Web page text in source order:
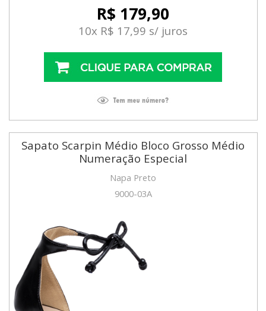
R$ 179,90
10x R$ 17,99 s/ juros
Sapato Scarpin Médio Bloco Grosso Médio
Numeração Especial
Napa Preto
9000-03A